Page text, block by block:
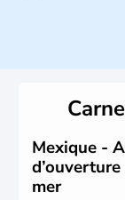
Histoire
Mandela. Sa
Pretoria.
minières,
Mexique -
mer